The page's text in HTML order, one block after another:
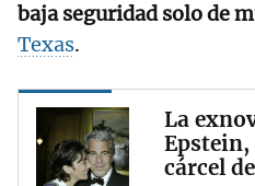
baja seguridad solo de
Texas.
La
Epstein,
cárcel